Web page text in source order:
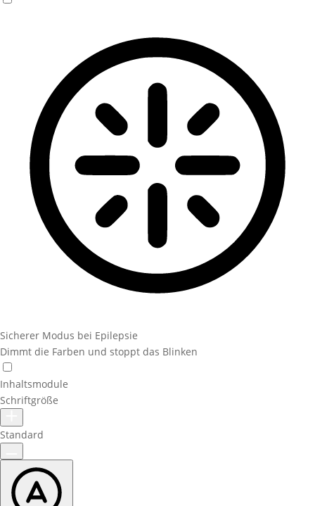
Sicherer Modus bei Epilepsie
Dimmt die Farben und stoppt das Blinken
Inhaltsmodule
Schriftgröße
Standard